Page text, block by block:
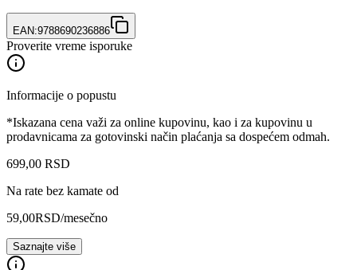
EAN:9788690236886
Proverite vreme isporuke
Informacije o popustu
*Iskazana cena važi za online kupovinu, kao i za kupovinu u
prodavnicama za gotovinski način plaćanja sa dospećem odmah.
699,00 RSD
Na rate bez kamate od
59,00RSD/mesečno
Saznajte više